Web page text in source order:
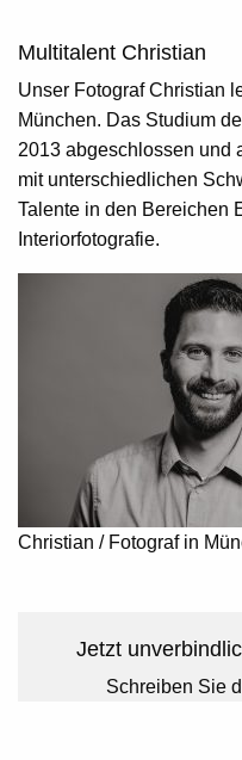
Multitalent Christian
Unser Fotograf Christian
München. Das Studium
2013 abgeschlossen und
mit unterschiedlichen
Talente in den Bereichen
Interiorfotografie.
Christian / Fotograf in
Jetzt
Schreiben Sie